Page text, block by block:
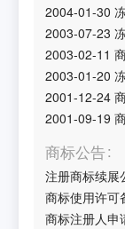
2004-01-30
2003-07-23
2003-02-11
2003-01-20
2001-12-24
2001-09-19
商标公告
注册商标续展
商标使用许可
商标注册人申